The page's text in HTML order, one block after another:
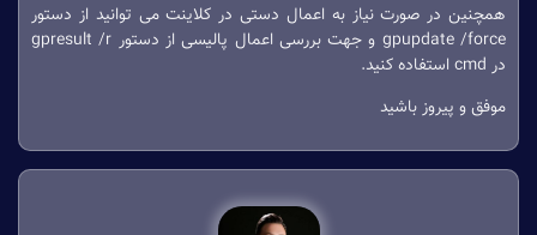
همچنین در صورت نیاز به اعمال دستی در کلاینت می توانید از دستور
gpupdate /force و جهت بررسی اعمال پالیسی از دستور gpresult /r
موفق و پیروز باشید